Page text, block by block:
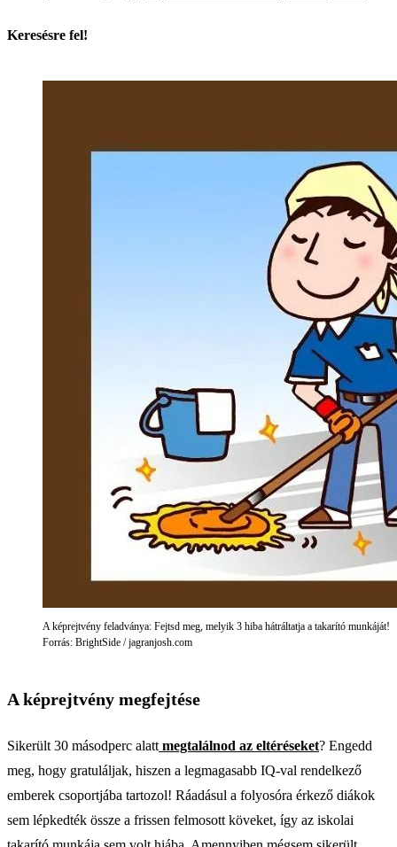
Keresésre fel!
A képrejtvény feladványa: Fejtsd meg, melyik 3 hiba hátráltatja a takarító munkáját!
Forrás: BrightSide / jagranjosh.com
A képrejtvény megfejtése
Sikerült 30 másodperc alatt megtalálnod az eltéréseket? Engedd
meg, hogy gratuláljak, hiszen a legmagasabb IQ-val rendelkező
emberek csoportjába tartozol! Ráadásul a folyosóra érkező diákok
sem lépkedték össze a frissen felmosott köveket, így az iskolai